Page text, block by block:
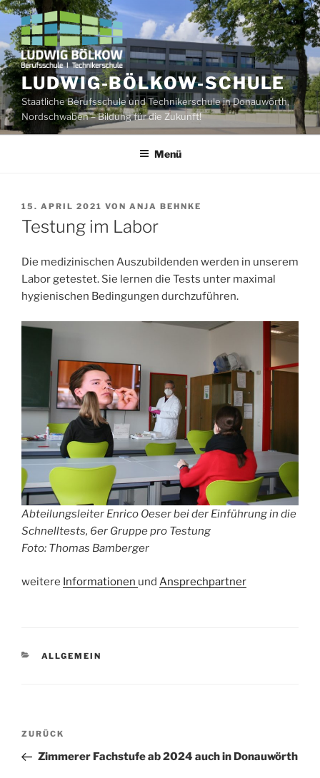
Zum
Inhalt
springen
LUDWIG-BÖLKOW-SCHULE
Staatliche Berufsschule und Technikerschule in Donauwörth,
Nordschwaben – Bildung für die Zukunft!
Menü
VERÖFFENTLICHT
AM
15. APRIL 2021 VON ANJA BEHNKE
Testung im Labor
Die medizinischen Auszubildenden werden in unserem
Labor getestet. Sie lernen die Tests unter maximal
hygienischen Bedingungen durchzuführen.
Abteilungsleiter Enrico Oeser bei der Einführung in die
Schnelltests, 6er Gruppe pro Testung
Foto: Thomas Bamberger
weitere Informationen und Ansprechpartner
KATEGORIEN
ALLGEMEIN
Beitragsnavigation
Vorheriger
Beitrag
ZURÜCK
Zimmerer Fachstufe ab 2024 auch in Donauwörth